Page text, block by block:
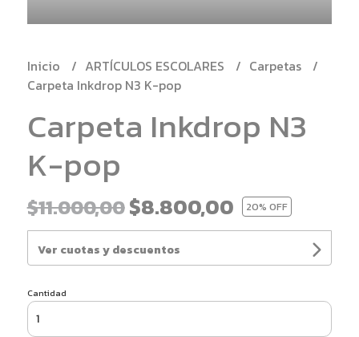
Inicio ARTÍCULOS ESCOLARES
Carpetas
Carpeta Inkdrop N3 K-pop
Carpeta Inkdrop N3
K-pop
$11.000,00$8.800,00 20% OFF
Ver cuotas y descuentos
Cantidad